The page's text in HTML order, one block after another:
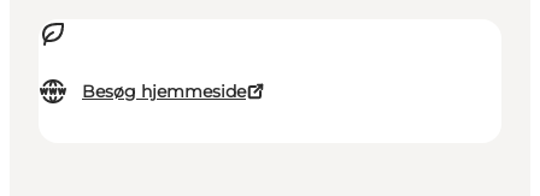
Besøg hjemmeside